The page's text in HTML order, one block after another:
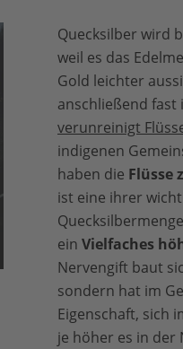
Quecksilber wird
weil es das
Gold leichter
anschließend
verunreinigt
indigenen
haben die Flüsse
ist eine ihrer
ein Vielfaches
Nervengift baut
sondern hat im
Eigenschaft, sich
je höher es in der